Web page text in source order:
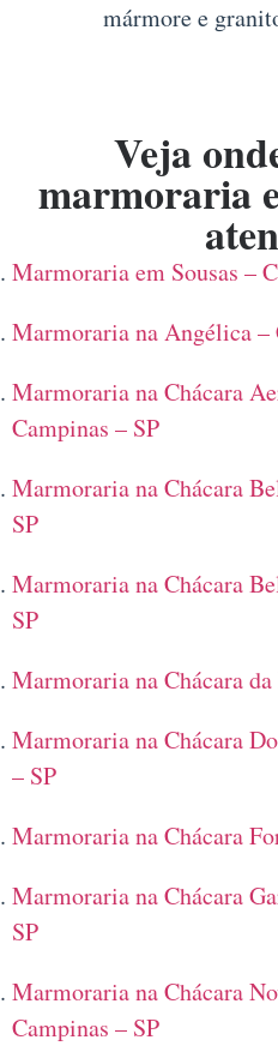
mármore e
Veja
marmoraria
Marmoraria em Sousas –
Marmoraria na Angélica –
Marmoraria na Chácara
Campinas – SP
Marmoraria na Chácara
SP
Marmoraria na Chácara
SP
Marmoraria na Chácara
Marmoraria na Chácara
– SP
Marmoraria na Chácara
Marmoraria na Chácara
SP
Marmoraria na Chácara
Campinas – SP